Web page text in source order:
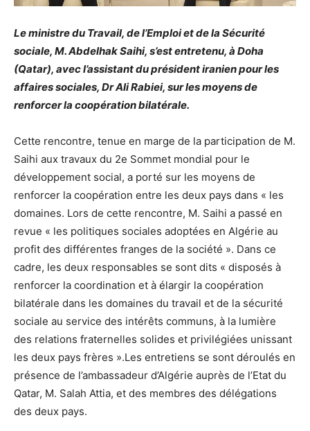
Le ministre du Travail, de l’Emploi et de la Sécurité
sociale, M. Abdelhak Saihi, s’est entretenu, à Doha
(Qatar), avec l’assistant du président iranien pour les
affaires sociales, Dr Ali Rabiei, sur les moyens de
renforcer la coopération bilatérale.
Cette rencontre, tenue en marge de la participation de M.
Saihi aux travaux du 2e Sommet mondial pour le
développement social, a porté sur les moyens de
renforcer la coopération entre les deux pays dans « les
domaines. Lors de cette rencontre, M. Saihi a passé en
revue « les politiques sociales adoptées en Algérie au
profit des différentes franges de la société ». Dans ce
cadre, les deux responsables se sont dits « disposés à
renforcer la coordination et à élargir la coopération
bilatérale dans les domaines du travail et de la sécurité
sociale au service des intérêts communs, à la lumière
des relations fraternelles solides et privilégiées unissant
les deux pays frères ».Les entretiens se sont déroulés en
présence de l’ambassadeur d’Algérie auprès de l’Etat du
Qatar, M. Salah Attia, et des membres des délégations
des deux pays.